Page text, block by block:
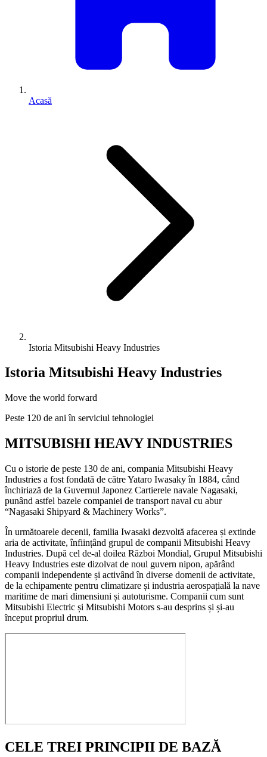
Acasă
Istoria Mitsubishi Heavy Industries
Istoria Mitsubishi Heavy Industries
Move the world forward
Peste 120 de ani în serviciul tehnologiei
MITSUBISHI HEAVY INDUSTRIES
Cu o istorie de peste 130 de ani, compania Mitsubishi Heavy
Industries a fost fondată de cătreYataro Iwasaky în 1884, când
închiriază de la Guvernul Japonez Cartierele navale Nagasaki,
punând astfel bazele companiei de transport naval cu abur
“Nagasaki Shipyard & Machinery Works”.
În următoarele decenii, familia Iwasaki dezvoltă afacerea și extinde
aria de activitate, înființând grupul de companii Mitsubishi Heavy
Industries. După cel de-al doilea Război Mondial, Grupul Mitsubishi
Heavy Industries este dizolvat de noul guvern nipon, apărând
companii independente și activând în diverse domenii de activitate,
de la echipamente pentru climatizare și industria aerospațială la nave
maritime de mari dimensiuni și autoturisme. Companii cum sunt
Mitsubishi Electric și Mitsubishi Motors s-au desprins și și-au
început propriul drum.
CELE TREI PRINCIPII DE BAZĂ